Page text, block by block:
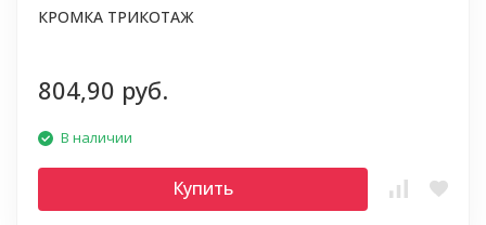
КРОМКА ТРИКОТАЖ
804,90 руб.
В наличии
Купить